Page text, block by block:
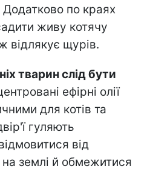
Додатково по краях
живу котячу
відлякує щурів.
тварин слід бути
ефірні олії
для котів та
гуляють
від
землі й обмежитися